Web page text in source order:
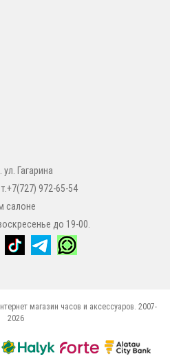
Гагарина
972-65-54
салоне
до 19-00.
магазин часов и аксессуаров. 2007-
2026